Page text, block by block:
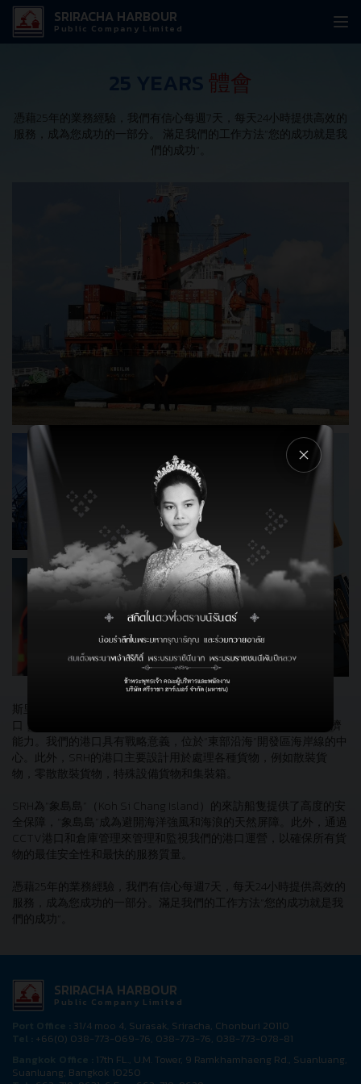
SRIRACHA HARBOUR
Public Company Limited
體會
憑藉25年的業務經驗，我們有信心每週7天，每天24小時提供高效的
服務，成為您成功的一部分。 滿足我們的工作方法“您的成功就是我
們的成功”。
斯里拉查港（SRH）是泰國第一個私人國際港口和最大的深海港
口，自1989年成立以來，旨在增強泰國作為全球化貿易之門的經濟
能力。我們的港口具有戰略意義，位於“東部沿海”開發區海岸線的中
心。此外，SRH的港口主要設計用於處理各種貨物，例如散裝貨
物，零散散裝貨物，特殊設備貨物和集裝箱。
SRH為“象島島”（Koh Si Chang Island）的來訪船隻提供了高度的安
全保障，“象島島”成為避開海洋強風和海浪的天然屏障。此外，通過
CCTV港口和倉庫管理來管理和監視我們的港口運營，以確保所有貨
物的最佳安全性和最快的服務質量。
憑藉25年的業務經驗，我們有信心每週7天，每天24小時提供高效的
服務，成為您成功的一部分。滿足我們的工作方法“您的成功就是我
們的成功”。
SRIRACHA HARBOUR
Public Company Limited
31/4 moo 4, Surasak, Sriracha, Chonburi 20110
+66(0) 038-773-069-76, 038-773-76, 038-773-078-81
17th FL., U.M. Tower, 9 Ramkhamhaeng Rd., Suanluang,
Suanluang, Bangkok 10250